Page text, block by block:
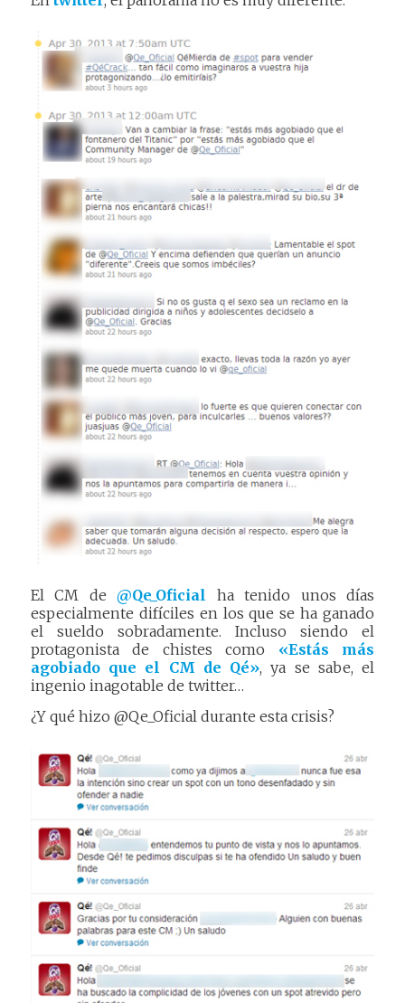
El CM de@Qe_Oficial ha tenido unos días
especialmente difíciles en los que se ha ganado
el sueldo sobradamente. Incluso siendo el
protagonista de chistes como «Estás más
agobiado que el CM de Qé», ya se sabe, el
ingenio inagotable de twitter…
¿Y qué hizo @Qe_Oficial durante esta crisis?